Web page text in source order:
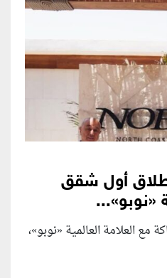
أول شقق
«نوبو»...
العلامة العالمية «نوبو»،